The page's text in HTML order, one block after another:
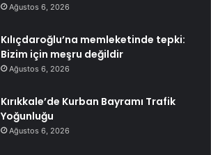
Ağustos 6, 2026
Kılıçdaroğlu’na memleketinde tepki:
Bizim için meşru değildir
Ağustos 6, 2026
Kırıkkale’de Kurban Bayramı Trafik
Yoğunluğu
Ağustos 6, 2026